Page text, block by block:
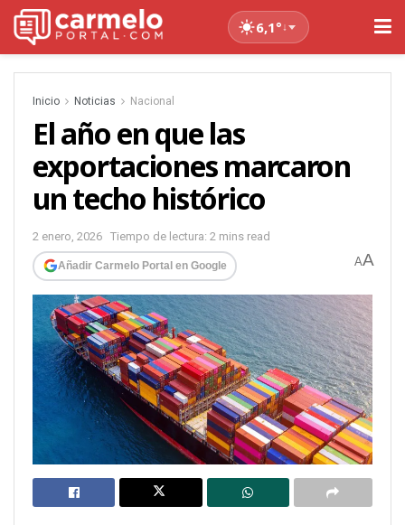
6,1°↓
Inicio Noticias Nacional
El año en que las
exportaciones marcaron
un techo histórico
2 enero, 2026 Tiempo de lectura: 2 mins read
Añadir Carmelo Portal en Google AA